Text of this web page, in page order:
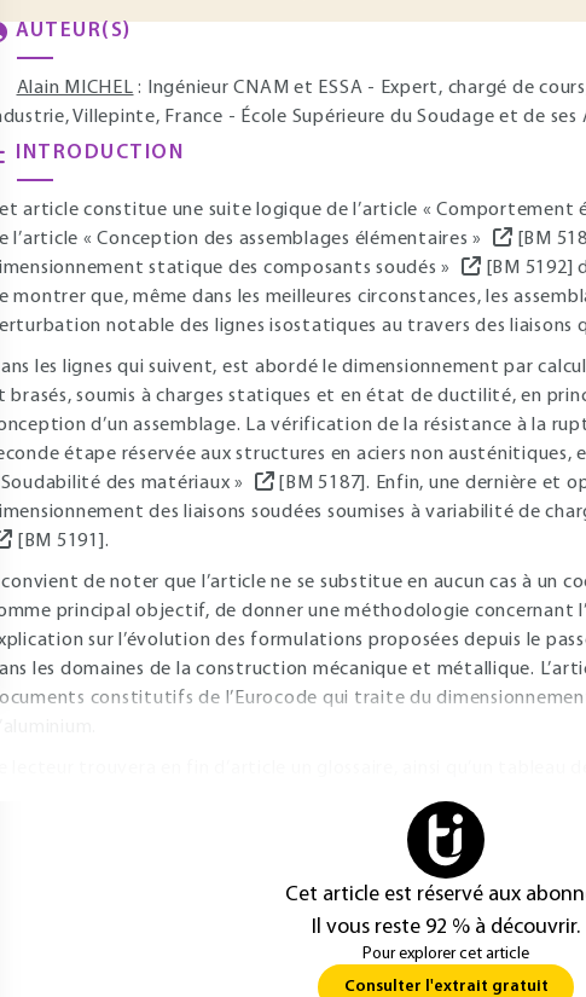
AUTEUR(S)
Alain MICHEL : Ingénieur CNAM et ESSA - Expert, chargé de
Villepinte, France - École Supérieure du Soudage et de
INTRODUCTION
article constitue une suite logique de l’article « Comportement
l’article « Conception des assemblages élémentaires »
[BM
statique des composants soudés »
[BM 5192]
montrer que, même dans les meilleures circonstances, les
notable des lignes isostatiques au travers des liaisons
les lignes qui suivent, est abordé le dimensionnement par
brasés, soumis à charges statiques et en état de ductilité, en
d’un assemblage. La vérification de la résistance à la
étape réservée aux structures en aciers non austénitiques,
des matériaux »
[BM 5187]. Enfin, une dernière et
des liaisons soudées soumises à variabilité de
[BM 5191].
de noter que l’article ne se substitue en aucun cas à un
principal objectif, de donner une méthodologie concernant
sur l’évolution des formulations proposées depuis le
les domaines de la construction mécanique et métallique.
constitutifs de l’Eurocode qui traite du
Cet article est réservé aux
Il vous reste 92 % à découvrir.
Pour explorer cet article
Consulter l'extrait gratuit